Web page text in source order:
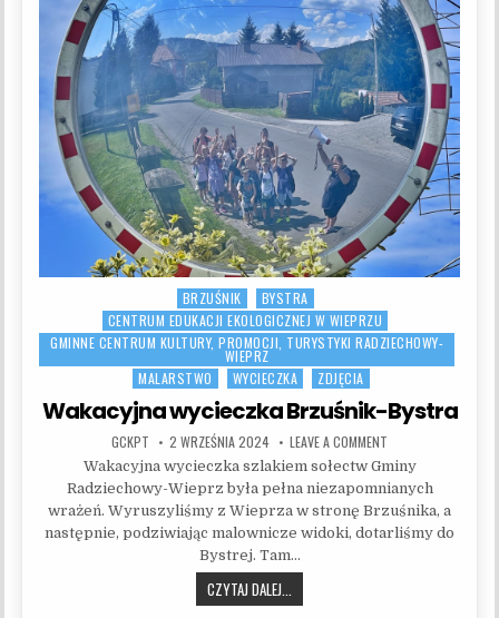
Posted in
BRZUŚNIK
BYSTRA
CENTRUM EDUKACJI EKOLOGICZNEJ W WIEPRZU
GMINNE CENTRUM KULTURY, PROMOCJI, TURYSTYKI RADZIECHOWY-
WIEPRZ
MALARSTWO
WYCIECZKA ZDJĘCIA
Wakacyjna wycieczka Brzuśnik-Bystra
AUTHOR:
GCKPT PUBLISHED DATE:
2 WRZEŚNIA 2024 LEAVE A COMMENT
Wakacyjna wycieczka szlakiem sołectw Gminy
Radziechowy-Wieprz była pełna niezapomnianych
wrażeń. Wyruszyliśmy z Wieprza w stronę Brzuśnika, a
następnie, podziwiając malownicze widoki, dotarliśmy do
Bystrej. Tam…
CZYTAJ DALEJ...